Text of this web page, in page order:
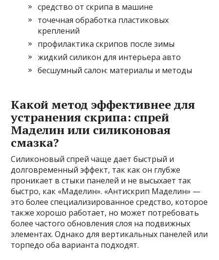
средство от скрипа в машине
точечная обработка пластиковых
креплений
профилактика скрипов после зимы
жидкий силикон для интерьера авто
бесшумный салон: материалы и методы
Какой метод эффективнее для
устранения скрипа: спрей
Маделин или силиконовая
смазка?
Силиконовый спрей чаще дает быстрый и
долговременный эффект, так как он глубже
проникает в стыки панелей и не высыхает так
быстро, как «Маделин». «Антискрип Маделин» —
это более специализированное средство, которое
также хорошо работает, но может потребовать
более частого обновления слоя на подвижных
элементах. Однако для вертикальных панелей или
торпедо оба варианта подходят.